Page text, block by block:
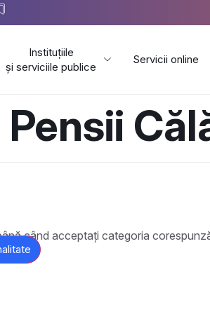
Instituțiile
și serviciile publice
Servicii online